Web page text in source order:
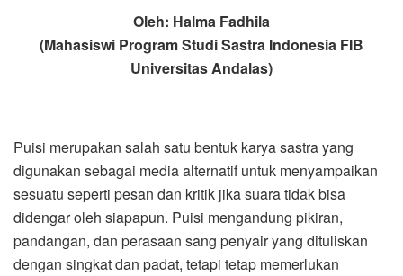
Oleh: Halma Fadhila
(Mahasiswi Program Studi Sastra Indonesia FIB
Universitas Andalas)
Puisi merupakan salah satu bentuk karya sastra yang
digunakan sebagai media alternatif untuk menyampaikan
sesuatu seperti pesan dan kritik jika suara tidak bisa
didengar oleh siapapun. Puisi mengandung pikiran,
pandangan, dan perasaan sang penyair yang dituliskan
dengan singkat dan padat, tetapi tetap memerlukan